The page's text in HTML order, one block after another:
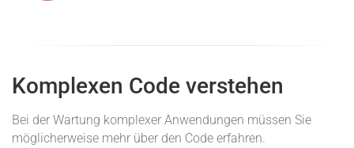
Komplexen Code verstehen
Bei der Wartung komplexer Anwendungen müssen Sie
möglicherweise mehr über den Code erfahren.